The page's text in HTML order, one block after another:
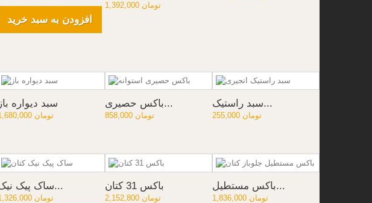
1,392,000 تومان
افزودن به سبد خرید
سبد راستیک...
255,000 تومان
باکس حصیری...
858,000 تومان
سبد دیواره باز
1,680,000 تومان
باکس مستطیل...
1,836,000 تومان
باکس 31 کتان
2,152,800 تومان
ساک پیک نیک...
1,326,000 تومان